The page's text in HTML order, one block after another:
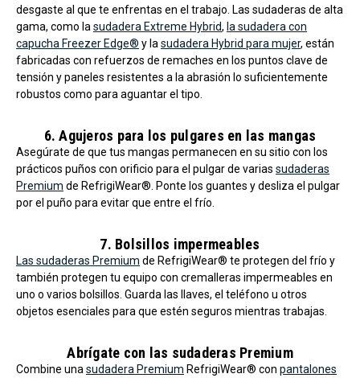
desgaste al que te enfrentas en el trabajo. Las sudaderas de alta
gama, como la sudadera Extreme Hybrid, la sudadera con
capucha Freezer Edge® y la sudadera Hybrid para mujer, están
fabricadas con refuerzos de remaches en los puntos clave de
tensión y paneles resistentes a la abrasión lo suficientemente
robustos como para aguantar el tipo.
6. Agujeros para los pulgares en las mangas
Asegúrate de que tus mangas permanecen en su sitio con los
prácticos puños con orificio para el pulgar de varias sudaderas
Premium de RefrigiWear®. Ponte los guantes y desliza el pulgar
por el puño para evitar que entre el frío.
7. Bolsillos impermeables
Las sudaderas Premium de RefrigiWear® te protegen del frío y
también protegen tu equipo con cremalleras impermeables en
uno o varios bolsillos. Guarda las llaves, el teléfono u otros
objetos esenciales para que estén seguros mientras trabajas.
Abrígate con las sudaderas Premium
Combine una sudadera Premium RefrigiWear® con pantalones